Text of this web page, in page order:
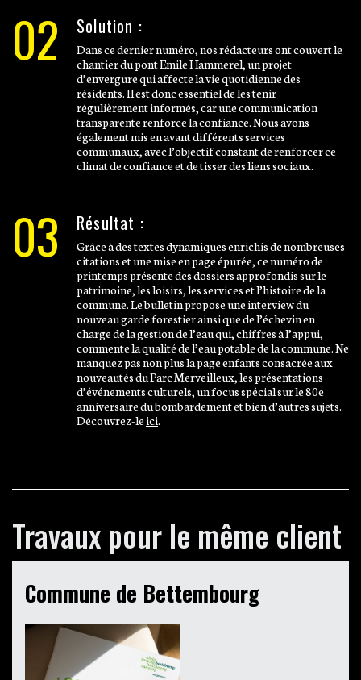
02 Solution :
Dans ce dernier numéro, nos rédacteurs ont couvert le
chantier du pont Emile Hammerel, un projet
d’envergure qui affecte la vie quotidienne des
résidents. Il est donc essentiel de les tenir
régulièrement informés, car une communication
transparente renforce la confiance. Nous avons
également mis en avant différents services
communaux, avec l’objectif constant de renforcer ce
climat de confiance et de tisser des liens sociaux.
03 Résultat :
Grâce à des textes dynamiques enrichis de nombreuses
citations et une mise en page épurée, ce numéro de
printemps présente des dossiers approfondis sur le
patrimoine, les loisirs, les services et l’histoire de la
commune. Le bulletin propose une interview du
nouveau garde forestier ainsi que de l’échevin en
charge de la gestion de l’eau qui, chiffres à l’appui,
commente la qualité de l’eau potable de la commune. Ne
manquez pas non plus la page enfants consacrée aux
nouveautés du Parc Merveilleux, les présentations
d’événements culturels, un focus spécial sur le 80e
anniversaire du bombardement et bien d’autres sujets.
Découvrez-leici.
Travaux pour le même client
Commune de Bettembourg